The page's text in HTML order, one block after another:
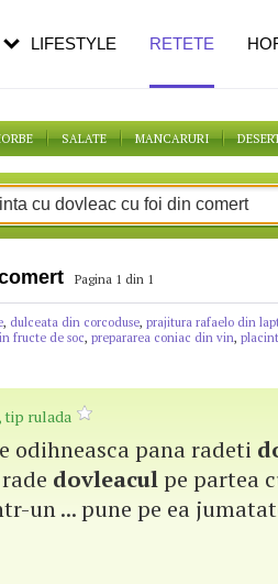
SALATE MANCARURI
Pagina 1 din 1
, dulceata din corcoduse, prajitura rafaelo din
fructe de soc, prepararea coniac din vin,
, tip rulada
odihneasca pana radeti
dovleaculpe partea
un ... pune pe ea
LIFESTYLE RETETE